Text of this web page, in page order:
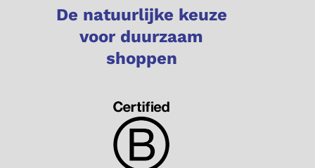
De natuurlijke keuze
voor duurzaam
shoppen